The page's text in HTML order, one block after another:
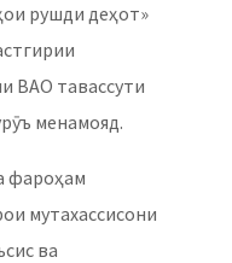
рушди деҳот»
ВАО тавассути
менамояд.
фароҳам
мутахассисони
ва